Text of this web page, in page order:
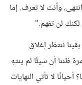
وأنت لا تعرف. إما
لن تفهم."
ننتظر إغلاق
ظننا أن شيئًا لم ينتهِ
لا تأتي النهايات